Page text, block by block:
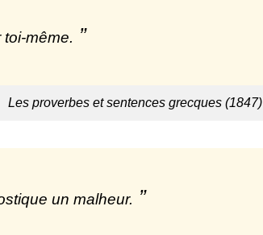
même.
Les proverbes et sentences grecques (1847)
un malheur.